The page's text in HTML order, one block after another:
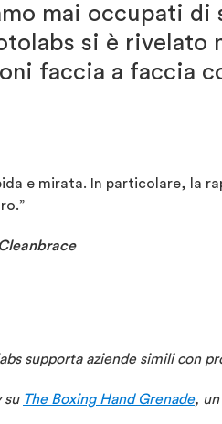
mai occupati
si è
faccia a faccia
e mirata. In particolare,
Cleanbrace
supporta aziende simili con
su The Boxing Hand Grenade,